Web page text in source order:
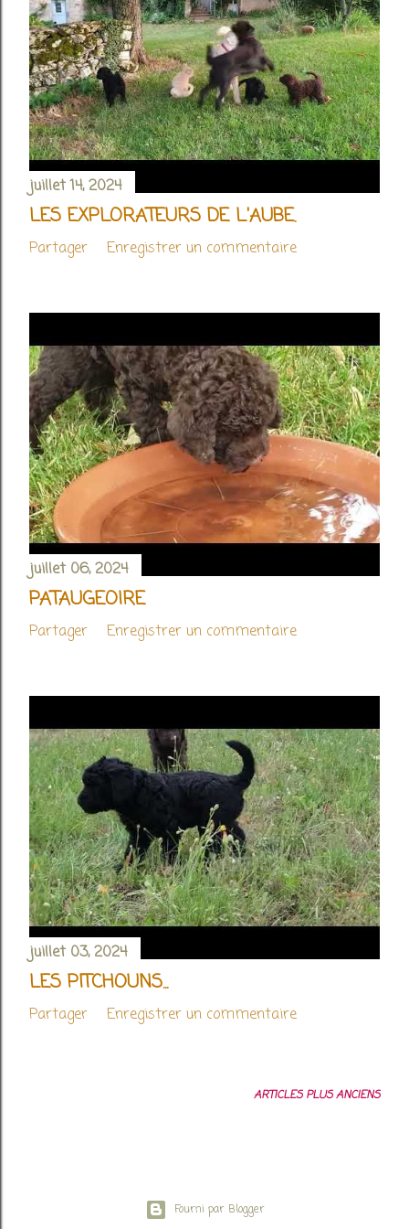
juillet 14, 2024
LES EXPLORATEURS DE L'AUBE.
Partager Enregistrer un commentaire
juillet 06, 2024
PATAUGEOIRE
Partager Enregistrer un commentaire
juillet 03, 2024
LES PITCHOUNS...
Partager Enregistrer un commentaire
ARTICLES PLUS ANCIENS
Fourni par Blogger